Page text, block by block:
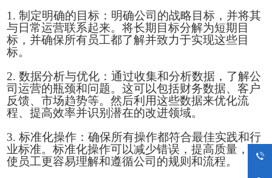
1. 制定明确的目标：明确公司的战略目标，并将其
与日常运营联系起来。将长期目标分解为短期目
标，并确保所有员工都了解并致力于实现这些目
标。
2. 数据分析与优化：通过收集和分析数据，了解公
司运营的瓶颈和问题。这可以包括财务数据、客户
反馈、市场趋势等。然后利用这些数据来优化流
程、提高效率并识别潜在的改进领域。
3. 标准化操作：确保所有操作都符合最佳实践和行
业标准。标准化操作可以减少错误，提高质量，并
使员工更容易理解和遵循公司的规则和流程。